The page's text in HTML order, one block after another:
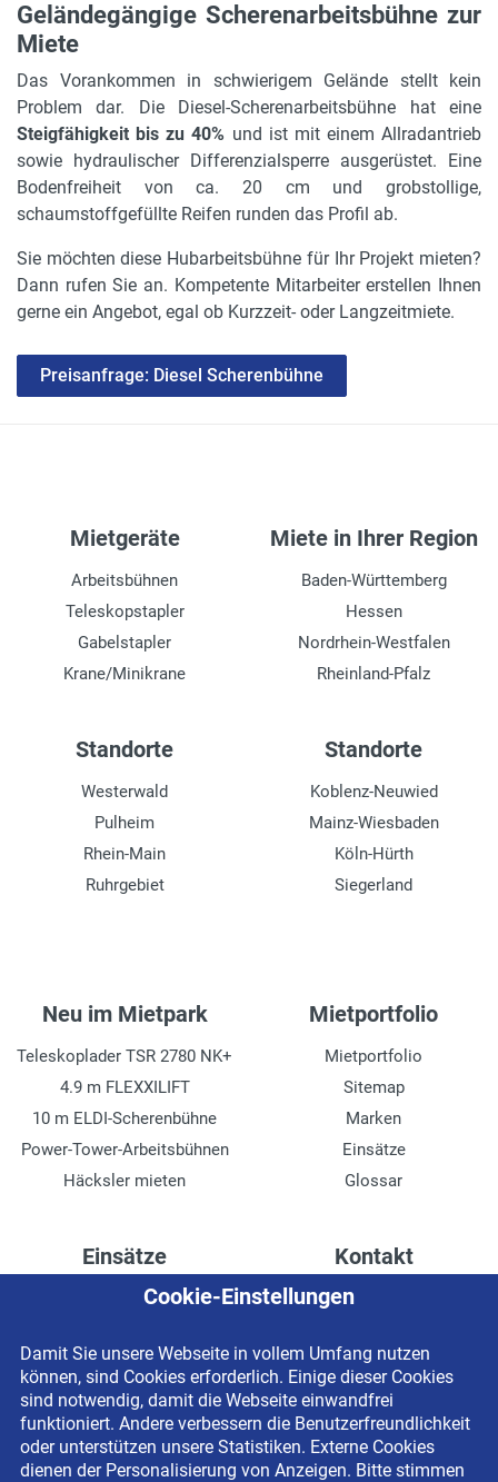
Geländegängige Scherenarbeitsbühne zur
Miete
Das Vorankommen in schwierigem Gelände stellt kein
Problem dar. Die Diesel-Scherenarbeitsbühne hat eine
Steigfähigkeit bis zu 40% und ist mit einem Allradantrieb
sowie hydraulischer Differenzialsperre ausgerüstet. Eine
Bodenfreiheit von ca. 20 cm und grobstollige,
schaumstoffgefüllte Reifen runden das Profil ab.
Sie möchten diese Hubarbeitsbühne für Ihr Projekt mieten?
Dann rufen Sie an. Kompetente Mitarbeiter erstellen Ihnen
gerne ein Angebot, egal ob Kurzzeit- oder Langzeitmiete.
Preisanfrage: Diesel Scherenbühne
Mietgeräte
Arbeitsbühnen
Teleskopstapler
Gabelstapler
Krane/Minikrane
Miete in Ihrer Region
Baden-Württemberg
Hessen
Nordrhein-Westfalen
Rheinland-Pfalz
Standorte
Westerwald
Pulheim
Rhein-Main
Ruhrgebiet
Standorte
Koblenz-Neuwied
Mainz-Wiesbaden
Köln-Hürth
Siegerland
Neu im Mietpark
Teleskoplader TSR 2780 NK+
4.9 m FLEXXILIFT
10 m ELDI-Scherenbühne
Power-Tower-Arbeitsbühnen
Häcksler mieten
Mietportfolio
Mietportfolio
Sitemap
Marken
Einsätze
Glossar
Einsätze
Höhenzugang für
Drainage verlegen
Fassadenreinigung
Terrasse anlegen
Ladenbau
Kontakt
Kontaktformular
Impressum
Datenschutzerklärung
Newsletter-Anmeldung
Cookie-Einstellungen
Damit Sie unsere Webseite in vollem Umfang nutzen
können, sind Cookies erforderlich. Einige dieser Cookies
sind notwendig, damit die Webseite einwandfrei
funktioniert. Andere verbessern die Benutzerfreundlichkeit
oder unterstützen unsere Statistiken. Externe Cookies
dienen der Personalisierung von Anzeigen. Bitte stimmen